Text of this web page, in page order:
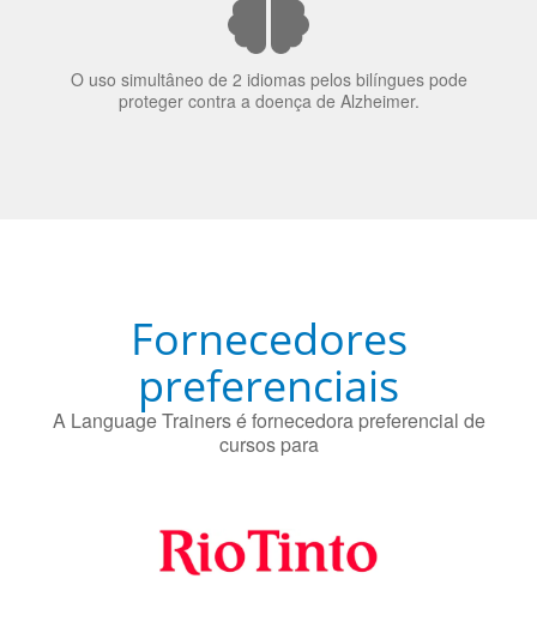
O uso simultâneo de 2 idiomas pelos bilíngues pode
proteger contra a doença de Alzheimer.
Fornecedores
preferenciais
A Language Trainers é fornecedora preferencial de
cursos para